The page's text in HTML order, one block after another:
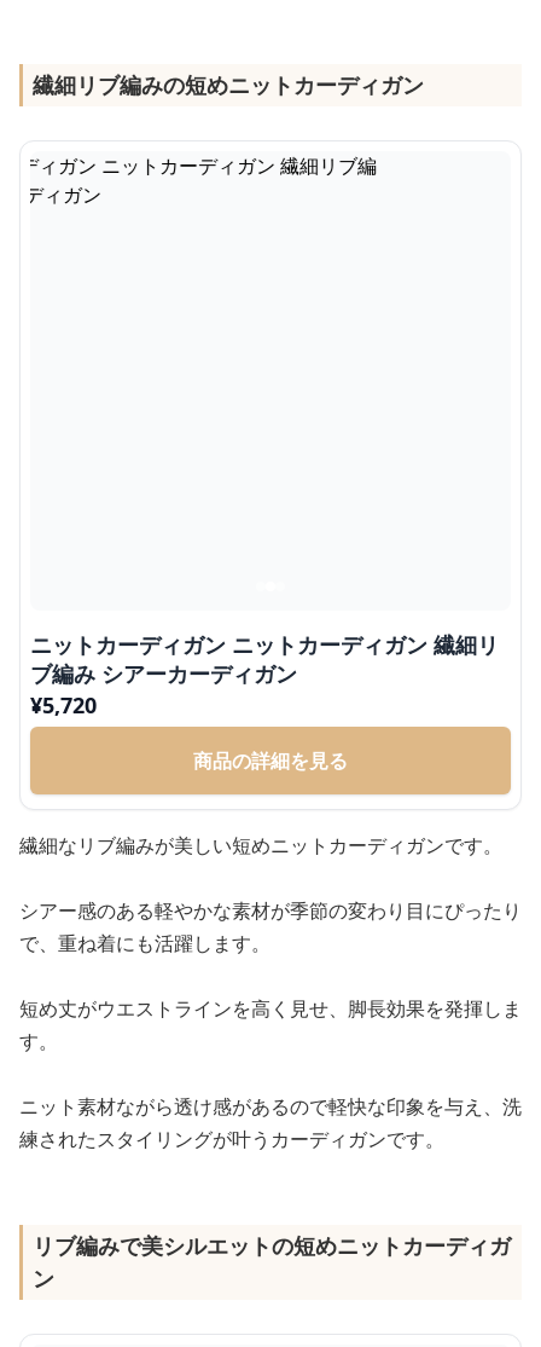
繊細リブ編みの短めニットカーディガン
ニットカーディガン ニットカーディガン 繊細リ
ブ編み シアーカーディガン
¥5,720
商品の詳細を見る
繊細なリブ編みが美しい短めニットカーディガンです。
シアー感のある軽やかな素材が季節の変わり目にぴったり
で、重ね着にも活躍します。
短め丈がウエストラインを高く見せ、脚長効果を発揮しま
す。
ニット素材ながら透け感があるので軽快な印象を与え、洗
練されたスタイリングが叶うカーディガンです。
リブ編みで美シルエットの短めニットカーディガ
ン